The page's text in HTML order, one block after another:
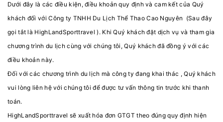
Dưới đây là các điều kiện, điều khoản quy định và cam kết của Quý
khách đối với Công ty TNHH Du Lịch Thể Thao Cao Nguyên (Sau đây
gọi tắt là HighLandSporttravel ). Khi Quý khách đặt dịch vụ và tham gia
chương trình du lịch cùng với chúng tôi, Quý khách đã đồng ý với các
điều khoản này.
Đối với các chương trình du lịch mà công ty đang khai thác , Quý khách
vui lòng liên hệ với chúng tôi để được tư vấn thông tin trước khi thanh
toán.
HighLandSporttravel sẽ xuất hóa đơn GTGT theo đúng quy định hiện